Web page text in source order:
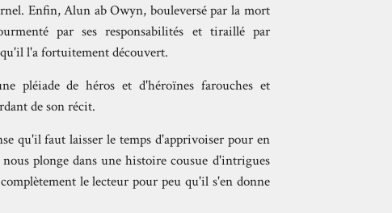
Enfin, Alun ab Owyn, bouleversé par la mort
par ses responsabilités et tiraillé par
l'a fortuitement découvert.
pléiade de héros et d'héroïnes farouches et
de son récit.
qu'il faut laisser le temps d'apprivoiser pour en
plonge dans une histoire cousue d'intrigues
le lecteur pour peu qu'il s'en donne